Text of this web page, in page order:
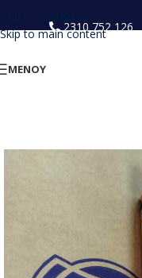
Skip to main content
2310 752 126
ΜΕΝΟΥ